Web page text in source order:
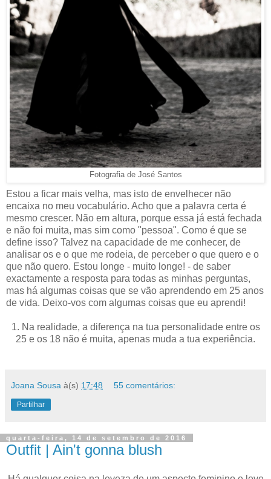
Fotografia de José Santos
Estou a ficar mais velha, mas isto de envelhecer não
encaixa no meu vocabulário. Acho que a palavra certa é
mesmo crescer. Não em altura, porque essa já está fechada
e não foi muita, mas sim como "pessoa". Como é que se
define isso? Talvez na capacidade de me conhecer, de
analisar os e o que me rodeia, de perceber o que quero e o
que não quero. Estou longe - muito longe! - de saber
exactamente a resposta para todas as minhas perguntas,
mas há algumas coisas que se vão aprendendo em 25 anos
de vida. Deixo-vos com algumas coisas que eu aprendi!
1. Na realidade, a diferença na tua personalidade entre os
25 e os 18 não é muita, apenas muda a tua experiência.
Joana Sousa à(s) 17:48 55 comentários:
Partilhar
quarta-feira, 14 de setembro de 2016
Outfit | Ain't gonna blush